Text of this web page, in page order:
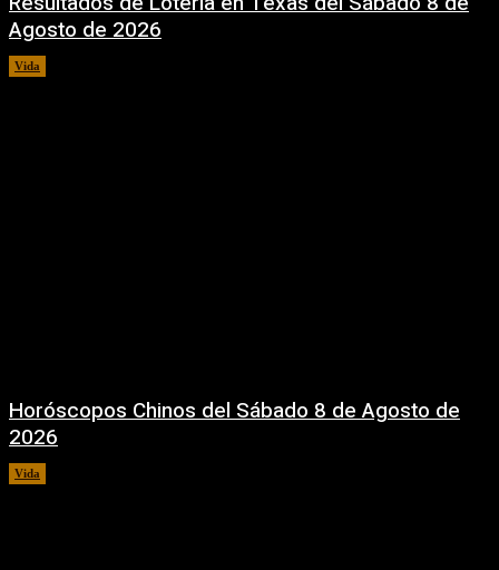
Agosto de 2026
Vida
Horóscopos Chinos del Sábado 8 de Agosto de
2026
Vida